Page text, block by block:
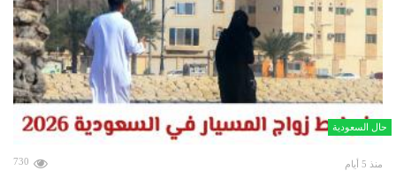
حال السعودية
منذ 5 أيام 730